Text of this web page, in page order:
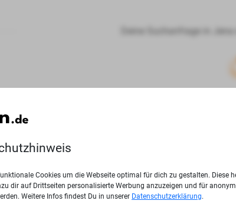
Deine Suchanfrage in
Cookies um die Webseite optimal für dich zu gestalten. Diese
dir auf Drittseiten personalisierte Werbung anzuzeigen und für
Weitere Infos findest Du in unserer Datenschutzerklärung.